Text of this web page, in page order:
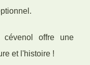
offre une
et l'histoire !